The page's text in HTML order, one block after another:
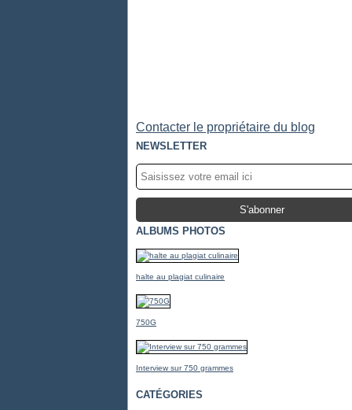
Contacter le propriétaire du blog
NEWSLETTER
ALBUMS PHOTOS
halte au plagiat culinaire
750G
Interview sur 750 grammes
CATÉGORIES